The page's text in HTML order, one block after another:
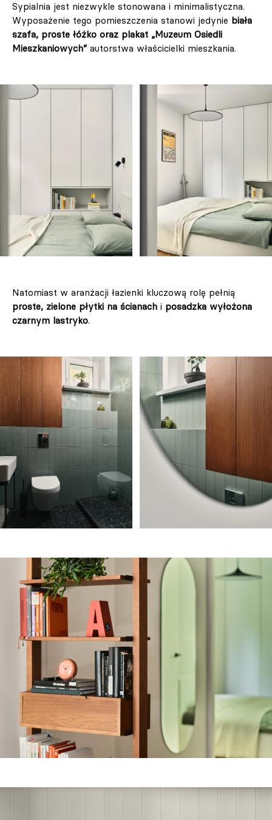
Sypialnia jest niezwykle stonowana i minimalistyczna.
Wyposażenie tego pomieszczenia stanowi jedynie biała
szafa, proste łóżko oraz plakat „Muzeum Osiedli
Mieszkaniowych” autorstwa właścicielki mieszkania.
Natomiast w aranżacji łazienki kluczową rolę pełnią
proste, zielone płytki na ścianach i posadzka wyłożona
czarnym lastryko.